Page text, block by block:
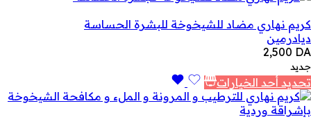
كريم نهاري مضاد للشيخوخة للبشرة الحساسة
ديادرمين
2,500 DA
جديد
تحديد أحد الخيارات